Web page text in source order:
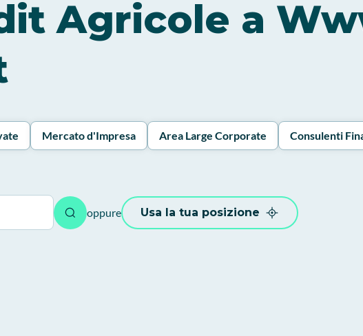
Agricole a
Mercato d'Impresa Area Large Corporate Consulenti
oppure Usa la tua posizione